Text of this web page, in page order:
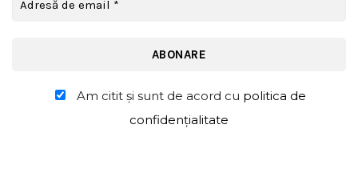
Am citit şi sunt de acord cu politica de
confidențialitate